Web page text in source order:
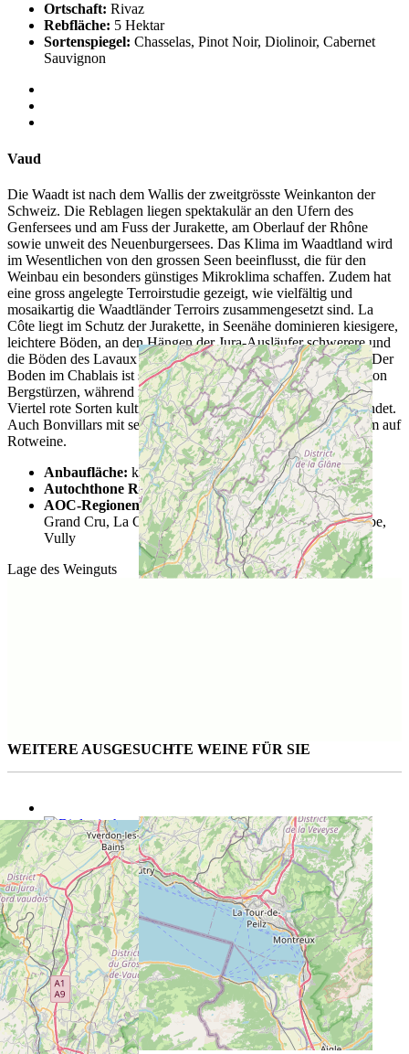
Ortschaft: Rivaz
Rebfläche: 5 Hektar
Sortenspiegel: Chasselas, Pinot Noir, Diolinoir, Cabernet
Sauvignon
Vaud
Die Waadt ist nach dem Wallis der zweitgrösste Weinkanton der
Schweiz. Die Reblagen liegen spektakulär an den Ufern des
Genfersees und am Fuss der Jurakette, am Oberlauf der Rhône
sowie unweit des Neuenburgersees. Das Klima im Waadtland wird
im Wesentlichen von den grossen Seen beeinflusst, die für den
Weinbau ein besonders günstiges Mikroklima schaffen. Zudem hat
eine gross angelegte Terroirstudie gezeigt, wie vielfältig und
mosaikartig die Waadtländer Terroirs zusammengesetzt sind. La
Côte liegt im Schutz der Jurakette, in Seenähe dominieren kiesigere,
leichtere Böden, an den Hängen der Jura-Ausläufer schwerere und
die Böden des Lavaux sind stark vom Rhônegletscher geprägt. Der
Boden im Chablais ist steinig und besteht teilweise aus Schutt von
Bergstürzen, während man in den Côtes de l’Orbe, wo zu drei
Viertel rote Sorten kultiviert werden, Molasse, Kalk und Ton findet.
Auch Bonvillars mit seinen Kalk- und Kiesböden setzt vor allem auf
Rotweine.
Anbaufläche: knapp 3800 Hektar
Autochthone Rebsorten:Chasselas
AOC-Regionen:Lavaux, Dézaley Grand Cru, Calamin
Grand Cru, La Côte, Chablais, Bonvillars, Côtes de l’Orbe,
Vully
Lage des Weinguts
WEITERE AUSGESUCHTE WEINE FÜR SIE
Roero Arneis
75 cl | CHF 22.50
Gigondas 2020
75 cl | CHF 32.00
Penderyn Sherrywood
70 cl | CHF 88.00
CAVETTA VINOTHEK PFÄFFIKON
Churerstrasse 64
8808 Pfäffikon SZ